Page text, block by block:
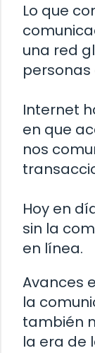
Lo que
una red
Internet
en que
nos
Hoy en
sin la
en línea.
Avances
la
también
la era de